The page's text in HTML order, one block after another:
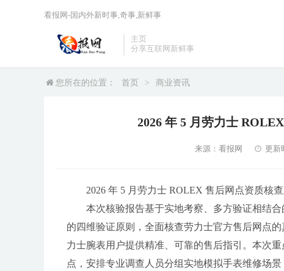
主页
分享互联网新鲜事
看报网-国内外新时事,奇事,新鲜事
您所在的位置： 首页 > 商业资讯
2026 年 5 月劳力士
来源：看报网 更新
2026 年 5 月劳力士 ROLEX 售后网点资质核
本次核验报告基于实地考察、多方验证相结
的四维验证原则，全面核查劳力士官方售后网点
力士腕表用户提供精准、可靠的售后指引。本次
点，安排专业调查人员分组实地模拟手表维修场